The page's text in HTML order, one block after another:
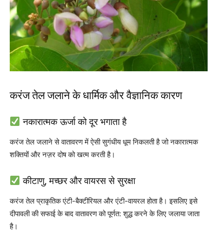
करंज तेल जलाने के धार्मिक और वैज्ञानिक कारण
नकारात्मक ऊर्जा को दूर भगाता है
करंज तेल जलाने से वातावरण में ऐसी सुगंधीय धूम निकलती है जो नकारात्मक
शक्तियों और नज़र दोष को खत्म करती है।
कीटाणु, मच्छर और वायरस से सुरक्षा
करंज तेल प्राकृतिक एंटी-बैक्टीरियल और एंटी-वायरल होता है। इसलिए इसे
दीपावली की सफाई के बाद वातावरण को पूर्णत: शुद्ध करने के लिए जलाया जाता
है।